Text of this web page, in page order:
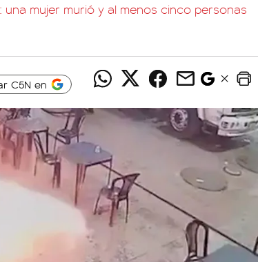
una mujer murió y al menos cinco personas
C5N en